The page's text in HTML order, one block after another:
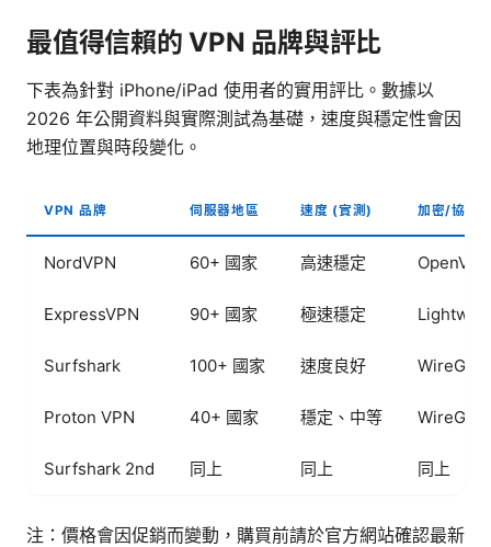
最值得信賴的 VPN 品牌與評比
下表為針對 iPhone/iPad 使用者的實用評比。數據以
2026 年公開資料與實際測試為基礎，速度與穩定性會因
地理位置與時段變化。
VPN 品牌 伺服器地區 速度 (實測) 加密/協定
NordVPN 60+ 國家 高速穩定
ExpressVPN 90+ 國家 極速穩定 Lightway
Surfshark 100+ 國家 速度良好
Proton VPN 40+ 國家 穩定、中等
Surfshark 2nd 同上 同上 同上
注：價格會因促銷而變動，購買前請於官方網站確認最新